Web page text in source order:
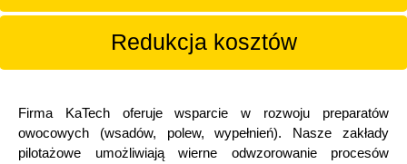
Redukcja kosztów
Firma KaTech oferuje wsparcie w rozwoju preparatów
owocowych (wsadów, polew, wypełnień). Nasze zakłady
pilotażowe umożliwiają wierne odwzorowanie procesów